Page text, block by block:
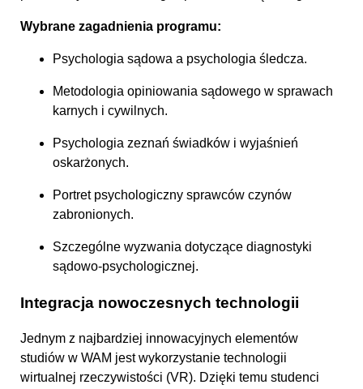
Wybrane zagadnienia programu:
Psychologia sądowa a psychologia śledcza.
Metodologia opiniowania sądowego w sprawach
karnych i cywilnych.
Psychologia zeznań świadków i wyjaśnień
oskarżonych.
Portret psychologiczny sprawców czynów
zabronionych.
Szczególne wyzwania dotyczące diagnostyki
sądowo-psychologicznej.
Integracja nowoczesnych technologii
Jednym z najbardziej innowacyjnych elementów
studiów w WAM jest wykorzystanie technologii
wirtualnej rzeczywistości (VR). Dzięki temu studenci